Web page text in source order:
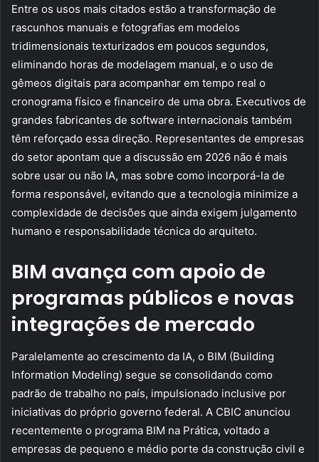
Entre os usos mais citados estão a transformação de
rascunhos manuais e fotografias em modelos
tridimensionais texturizados em poucos segundos,
eliminando horas de modelagem manual, e o uso de
gêmeos digitais para acompanhar em tempo real o
cronograma físico e financeiro de uma obra. Executivos de
grandes fabricantes de software internacionais também
têm reforçado essa direção. Representantes de empresas
do setor apontam que a discussão em 2026 não é mais
sobre usar ou não IA, mas sobre como incorporá-la de
forma responsável, evitando que a tecnologia minimize a
complexidade de decisões que ainda exigem julgamento
humano e responsabilidade técnica do arquiteto.
BIM avança com apoio de
programas públicos e novas
integrações de mercado
Paralelamente ao crescimento da IA, o BIM (Building
Information Modeling) segue se consolidando como
padrão de trabalho no país, impulsionado inclusive por
iniciativas do próprio governo federal. A CBIC anunciou
recentemente o programa BIM na Prática, voltado a
empresas de pequeno e médio porte da construção civil e